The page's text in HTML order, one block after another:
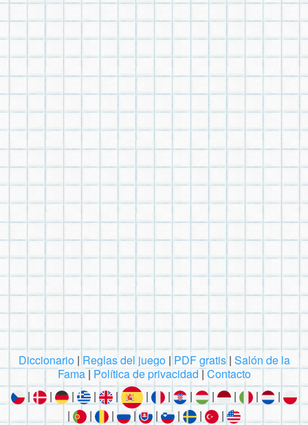
Diccionario| Reglas del juego| PDF gratis| Salón de la
Fama|Política de privacidad|Contacto
|
| | | | | | | | | |
|
|
| | | | | | |